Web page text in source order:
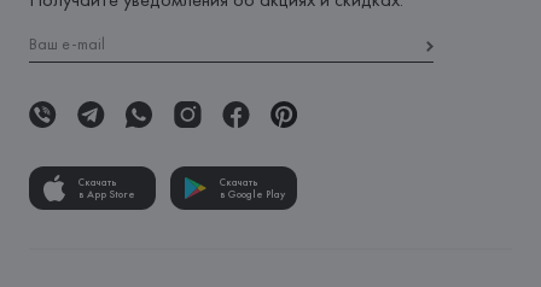
Скачать
в App Store
Скачать
в Google Play